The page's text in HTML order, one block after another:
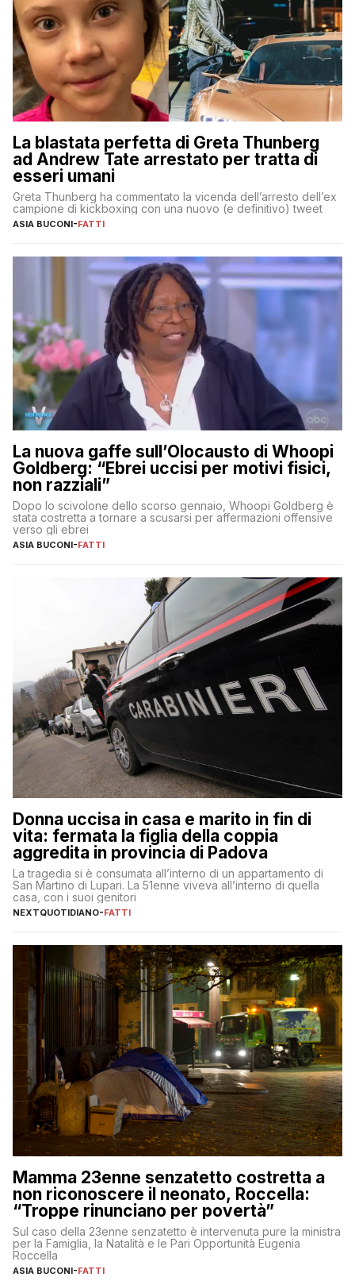
La blastata perfetta di Greta Thunberg
ad Andrew Tate arrestato per tratta di
esseri umani
Greta Thunberg ha commentato la vicenda dell’arresto dell’ex
campione di kickboxing con una nuovo (e definitivo) tweet
ASIA BUCONI-FATTI
La nuova gaffe sull’Olocausto di Whoopi
Goldberg: “Ebrei uccisi per motivi fisici,
non razziali”
Dopo lo scivolone dello scorso gennaio, Whoopi Goldberg è
stata costretta a tornare a scusarsi per affermazioni offensive
verso gli ebrei
ASIA BUCONI-FATTI
Donna uccisa in casa e marito in fin di
vita: fermata la figlia della coppia
aggredita in provincia di Padova
La tragedia si è consumata all’interno di un appartamento di
San Martino di Lupari. La 51enne viveva all’interno di quella
casa, con i suoi genitori
NEXTQUOTIDIANO-FATTI
Mamma 23enne senzatetto costretta a
non riconoscere il neonato, Roccella:
“Troppe rinunciano per povertà”
Sul caso della 23enne senzatetto è intervenuta pure la ministra
per la Famiglia, la Natalità e le Pari Opportunità Eugenia
Roccella
ASIA BUCONI-FATTI